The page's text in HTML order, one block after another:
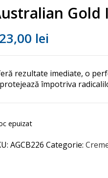
Gold
lei
rezultate imediate, o
împotriva
epuizat
AGCB226 Categorie: